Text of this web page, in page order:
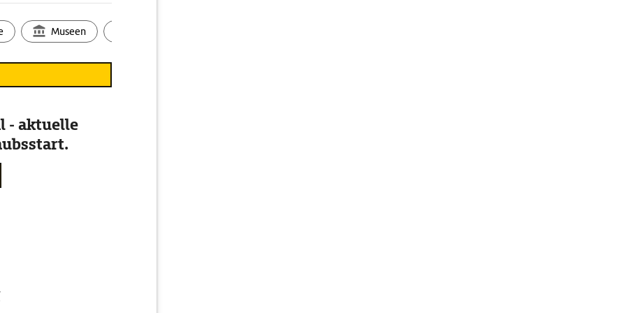
Kinderland Spaß
- vom einfachen
Die Saison
April.
dem Skigebiet
und
erkunden.
Museen
- aktuelle